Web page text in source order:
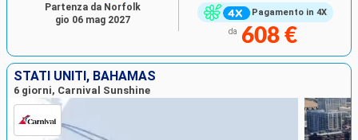
Pagamento in 4X
da 608 €
Partenza da Norfolk
gio 06 mag 2027
STATI UNITI, BAHAMAS
6 giorni, Carnival Sunshine